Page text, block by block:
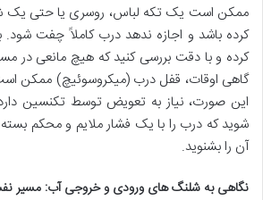
ممکن است یک تکه لباس، روسری یا حتی
کرده باشد و اجازه ندهد درب کاملاً چفت شود.
کرده و با دقت بررسی کنید که هیچ مانعی در
گاهی اوقات، قفل درب (میکروسوئیچ) ممکن
این صورت، نیاز به تعویض توسط تکنسین
شوید که درب را با یک فشار ملایم و محکم
آن را بشنوید.
نگاهی به شلنگ های ورودی و خروجی آب: مسیر